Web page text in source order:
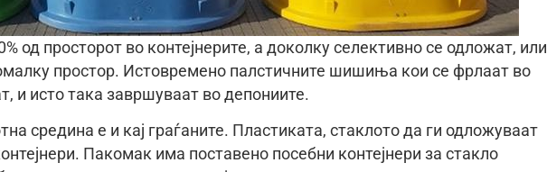
од просторот во контејнерите, а доколку селективно се одложат, или
простор. Истовремено палстичните шишиња кои се фрлаат во
и исто така завршуваат во депониите.
средина е и кај граѓаните. Пластиката, стаклото да ги одложуваат
Пакомак има поставено посебни контејнери за стакло